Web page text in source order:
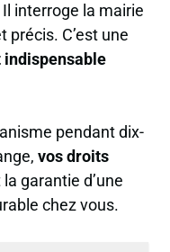
interroge la mairie
précis. C’est une
pendant dix-
vos droits
la garantie d’une
chez vous.